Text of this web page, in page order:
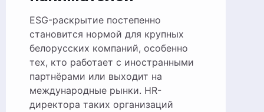
ESG-раскрытие постепенно
становится нормой для крупных
белорусских компаний, особенно
тех, кто работает с иностранными
партнёрами или выходит на
международные рынки. HR-
директора таких организаций